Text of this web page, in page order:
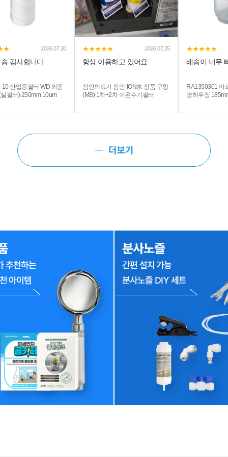
2026.07.20
감사합니다.
10 산업용필터 WD 와운
필터) 250mm 10um
★★★★★ 2026.07.25
항상 이용하고 있어요
잠언의료기 잠언-ION水 정품 구형
(MB) 1차+2차 이온수기필터
★★★★★
배송이 너무
RA1350301 아
명하우징
더보기